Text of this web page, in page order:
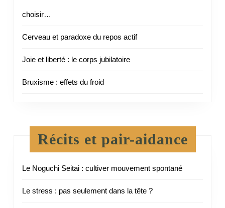
choisir…
Cerveau et paradoxe du repos actif
Joie et liberté : le corps jubilatoire
Bruxisme : effets du froid
Récits et pair-aidance
Le Noguchi Seitai : cultiver mouvement spontané
Le stress : pas seulement dans la tête ?